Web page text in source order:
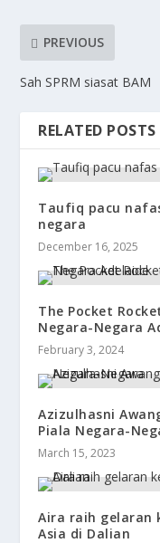
PREVIOUS
Sah SPRM siasat BAM
RELATED POSTS
Taufiq pacu
negara
December 16, 2025
The Pocket
Negara-Negara
February 3, 2024
Azizulhasni
Piala Negara-
March 15, 2023
Aira raih gelaran
Asia di Dalian